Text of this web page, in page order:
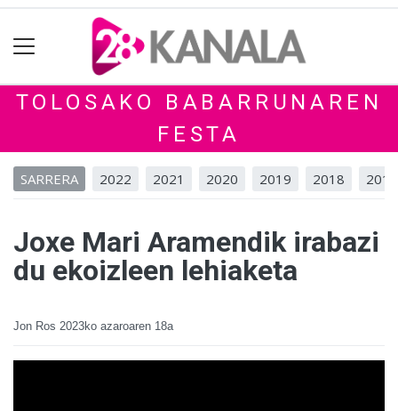
TOLOSAKO BABARRUNAREN
FESTA
SARRERA 2022 2021 2020 2019 2018 2017
Joxe Mari Aramendik irabazi
du ekoizleen lehiaketa
Jon Ros 2023ko azaroaren 18a